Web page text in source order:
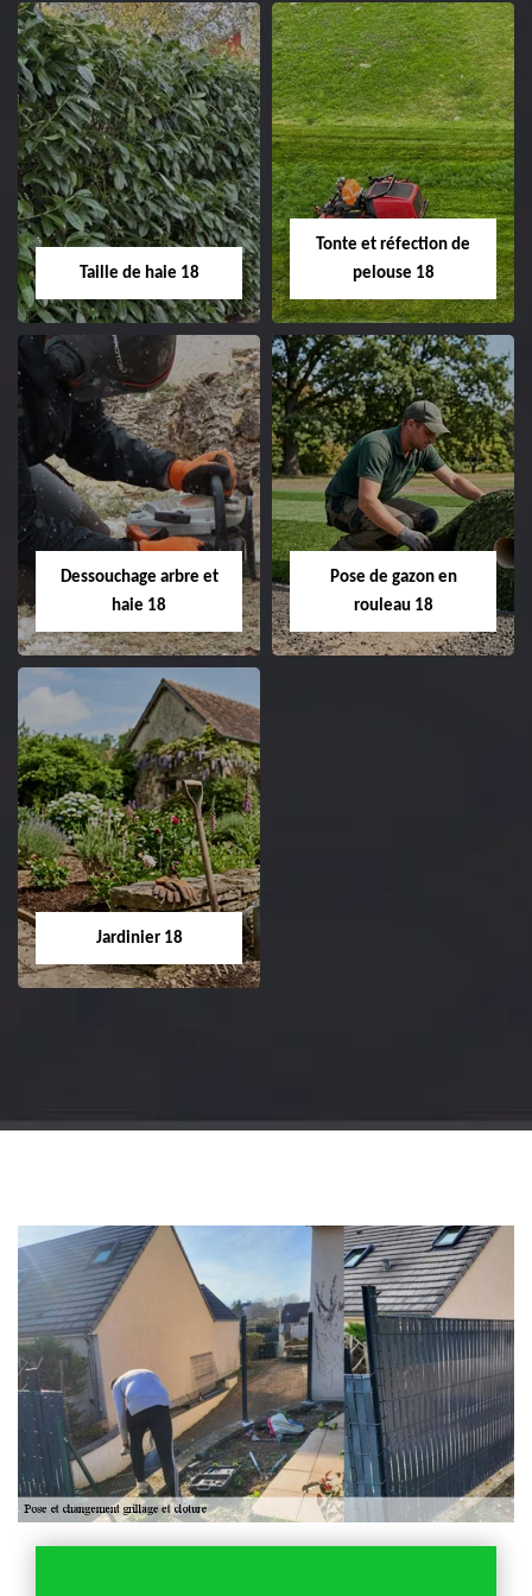
02.52.56.49.40
Elagage d'arbre 18
Entreprise élagage
d'arbre 18 Cher tel:
02.52.56.49.40
Abattage d'arbres
18
Entreprise abattage
Taille de haie 18
Taille de haie 18
Entreprise taille de haie
18 Cher tel:
02.52.56.49.40
Tonte et réfection de
pelouse 18
Tonte et réfection
de pelouse 18
Entreprise tonte et
Cher tel: 02.52.56.49.40
Dessouchage arbre et
haie 18
Dessouchage arbre
et haie 18
Entreprise dessouchage
arbre et haie 18 Cher
Pose de gazon en
rouleau 18
Jardinier 18